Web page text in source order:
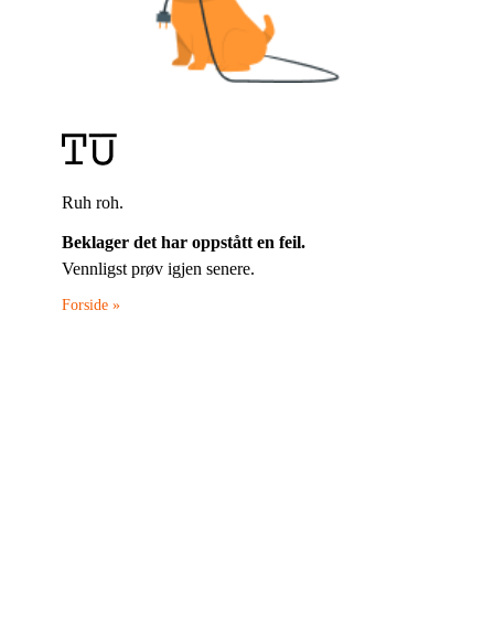
Ruh roh.
Beklager det har oppstått en feil.
Vennligst prøv igjen senere.
Forside »